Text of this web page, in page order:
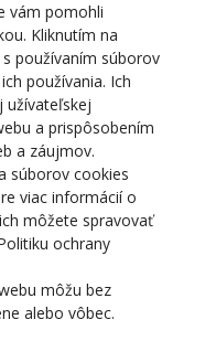
vám pomohli
Kliknutím na
používaním súborov
používania. Ich
užívateľskej
a prispôsobením
a záujmov.
súborov cookies
viac informácií o
môžete spravovať
ochrany
môžu bez
alebo vôbec.